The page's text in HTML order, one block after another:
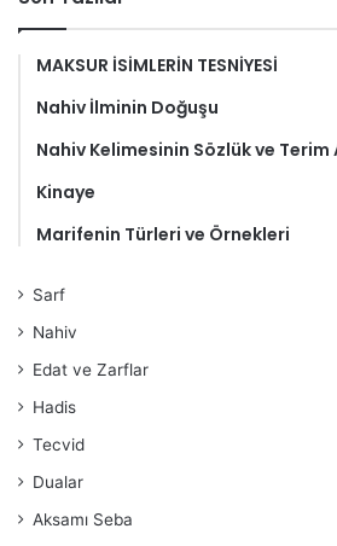
MAKSUR İSİMLERİN TESNİYESİ
Nahiv İlminin Doğuşu
Nahiv Kelimesinin Sözlük ve Terim
Kinaye
Marifenin Türleri ve Örnekleri
Sarf
Nahiv
Edat ve Zarflar
Hadis
Tecvid
Dualar
Aksamı Seba